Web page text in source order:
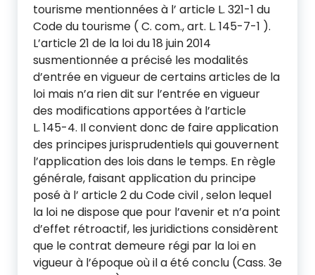
tourisme mentionnées à l’ article L. 321-1 du
Code du tourisme ( C. com., art. L. 145-7-1 ).
L’article 21 de la loi du 18 juin 2014
susmentionnée a précisé les modalités
d’entrée en vigueur de certains articles de la
loi mais n’a rien dit sur l’entrée en vigueur
des modifications apportées à l’article
L. 145-4. Il convient donc de faire application
des principes jurisprudentiels qui gouvernent
l’application des lois dans le temps. En règle
générale, faisant application du principe
posé à l’ article 2 du Code civil , selon lequel
la loi ne dispose que pour l’avenir et n’a point
d’effet rétroactif, les juridictions considèrent
que le contrat demeure régi par la loi en
vigueur à l’époque où il a été conclu (Cass. 3e